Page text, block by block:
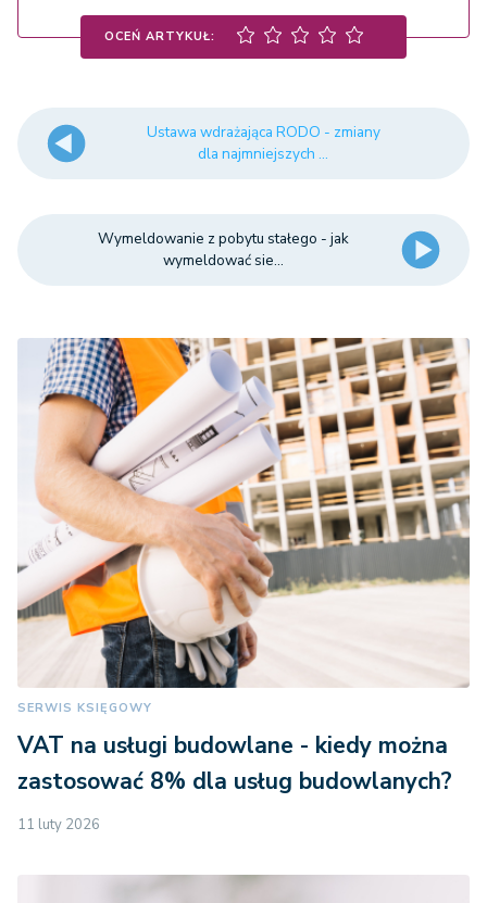
OCEŃ ARTYKUŁ:
Ustawa wdrażająca RODO - zmiany
dla najmniejszych ...
Wymeldowanie z pobytu stałego - jak
wymeldować sie...
SERWIS KSIĘGOWY
VAT na usługi budowlane - kiedy można
zastosować 8% dla usług budowlanych?
11 luty 2026